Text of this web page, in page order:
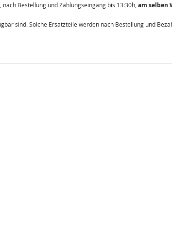
Bestellung und Zahlungseingang bis 13:30h, am selben
sind. Solche Ersatzteile werden nach Bestellung und